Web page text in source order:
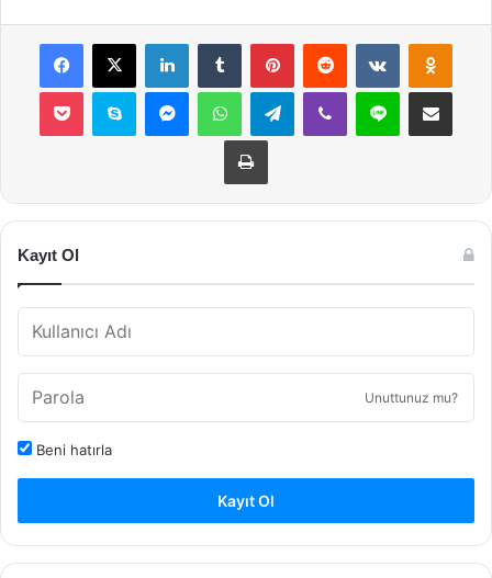
Facebook
X LinkedInTumblr PinterestReddit VKontakte
Pocket Skype MessengerWhatsAppTelegramViber Line E-Posta ile
Yazdır
Kayıt Ol
Unuttunuz mu?
Beni hatırla
Kayıt Ol